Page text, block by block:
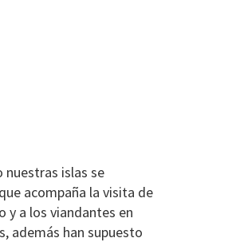
nuestras islas se
acompaña la visita de
y a los viandantes en
además han supuesto